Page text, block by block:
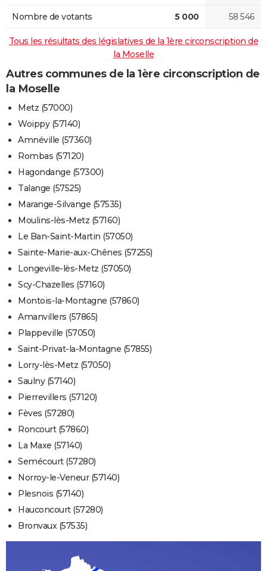
Nombre de votants 5 000 58 546
Tous les résultats des législatives de la 1ère circonscription de
la Moselle
Autres communes de la 1ère circonscription de
la Moselle
Metz (57000)
Woippy (57140)
Amnéville (57360)
Rombas (57120)
Hagondange (57300)
Talange (57525)
Marange-Silvange (57535)
Moulins-lès-Metz (57160)
Le Ban-Saint-Martin (57050)
Sainte-Marie-aux-Chênes (57255)
Longeville-lès-Metz (57050)
Scy-Chazelles (57160)
Montois-la-Montagne (57860)
Amanvillers (57865)
Plappeville (57050)
Saint-Privat-la-Montagne (57855)
Lorry-lès-Metz (57050)
Saulny (57140)
Pierrevillers (57120)
Fèves (57280)
Roncourt (57860)
La Maxe (57140)
Semécourt (57280)
Norroy-le-Veneur (57140)
Plesnois (57140)
Hauconcourt (57280)
Bronvaux (57535)